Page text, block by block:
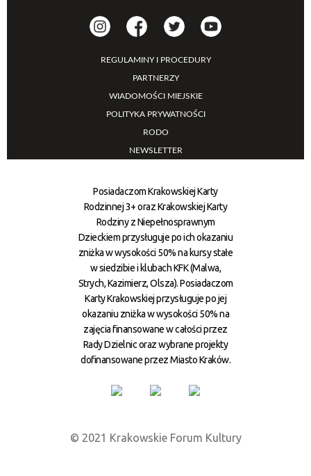
REGULAMINY I PROCEDURY
PARTNERZY
WIADOMOŚCI MIEJSKIE
POLITYKA PRYWATNOŚCI
RODO
NEWSLETTER
Posiadaczom Krakowskiej Karty
Rodzinnej 3+ oraz Krakowskiej Karty
Rodziny z Niepełnosprawnym
Dzieckiem przysługuje po ich okazaniu
zniżka w wysokości 50% na kursy stałe
w siedzibie i klubach KFK (Malwa,
Strych, Kazimierz, Olsza). Posiadaczom
Karty Krakowskiej przysługuje po jej
okazaniu zniżka w wysokości 50% na
zajęcia finansowane w całości przez
Rady Dzielnic oraz wybrane projekty
dofinansowane przez Miasto Kraków.
© 2021 Krakowskie Forum Kultury